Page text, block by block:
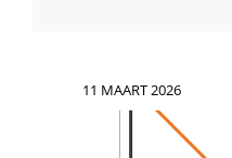
PRACHTIG
IN
BEELD!
11 MAART 2026